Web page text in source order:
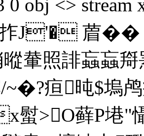
obj <> stream x
J'� 葿
暰輂照誹蝱蝱
疸旽$塢
螱>O藓P塂